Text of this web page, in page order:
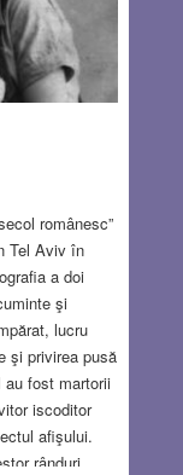
COMMENTS
românesc”
Tel Aviv în
a doi
şi
lucru
şi privirea pusă
fost martorii
iscoditor
afişului.
rânduri,